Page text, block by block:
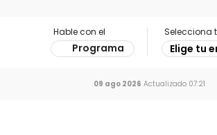
Hable con el
Programa
Selecciona
Elige tu
09 ago 2026 Actualizado 07:21